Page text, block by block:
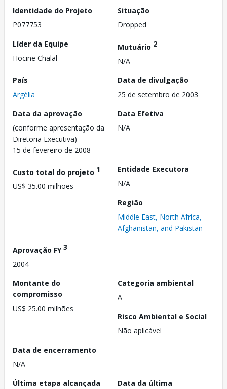
Identidade do Projeto
P077753
Situação
Dropped
Líder da Equipe
Hocine Chalal
Mutuário 2
N/A
País
Argélia
Data de divulgação
25 de setembro de 2003
Data da aprovação
(conforme apresentação da
Diretoria Executiva)
15 de fevereiro de 2008
Data Efetiva
N/A
Custo total do projeto 1
US$ 35.00 milhões
Entidade Executora
N/A
Região
Middle East, North Africa,
Afghanistan, and Pakistan
Aprovação FY3
2004
Montante do
compromisso
US$ 25.00 milhões
Categoria ambiental
A
Risco Ambiental e Social
Não aplicável
Data de encerramento
N/A
Última etapa alcançada
Data da última